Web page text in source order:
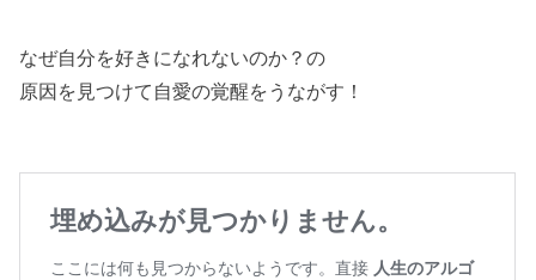
なぜ自分を好きになれないのか？の
原因を見つけて自愛の覚醒をうながす！